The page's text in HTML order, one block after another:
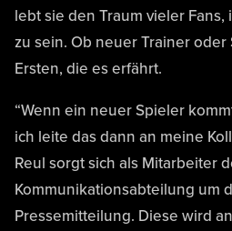
lebt sie den Traum vieler Fans,
zu sein. Ob neuer Trainer
Ersten, die es erfährt.
“Wenn ein neuer Spieler
ich leite das dann an meine
Reul sorgt sich als Mitarbeiter
Kommunikationsabteilung um
Pressemitteilung. Diese wird